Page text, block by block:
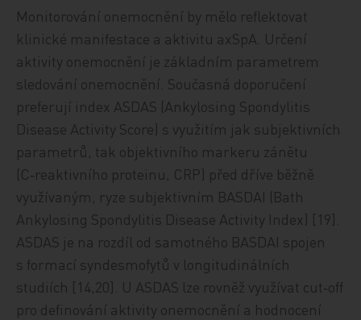
Monitorování onemocnění by mělo reflektovat
klinické manifestace a aktivitu axSpA. Určení
aktivity onemocnění je základním parametrem
sledování onemocnění. Současná doporučení
preferují index ASDAS (Ankylosing Spondylitis
Disease Activity Score) s využitím jak subjektivních
parametrů, tak objektivního markeru zánětu
(C‑reaktivního proteinu, CRP) před dříve běžně
využívaným, ryze subjektivním BASDAI (Bath
Ankylosing Spondylitis Disease Activity Index) [19].
ASDAS je na rozdíl od samotného BASDAI spojen
s formací syndesmofytů v longitudinálních
studiích [14,20]. U ASDAS lze rovněž využívat cut‑off
pro definování aktivity onemocnění a hodnocení